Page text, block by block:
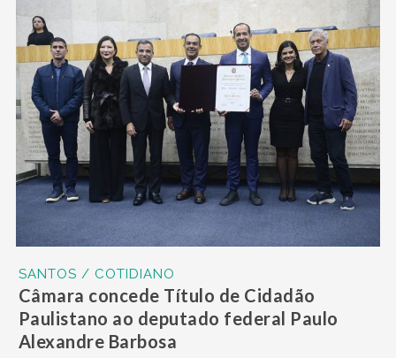
SANTOS / COTIDIANO
Câmara concede Título de Cidadão
Paulistano ao deputado federal Paulo
Alexandre Barbosa